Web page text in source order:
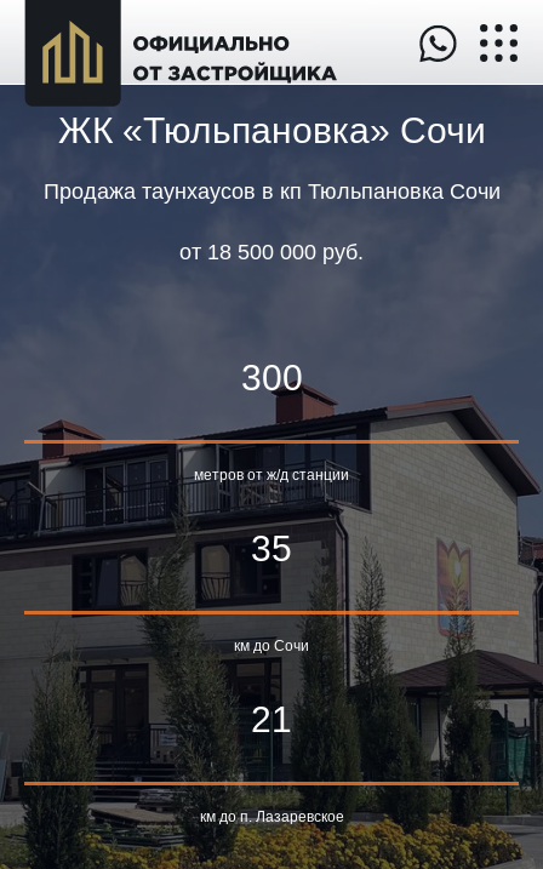
ЖК «Тюльпановка» Сочи
Продажа таунхаусов в кп Тюльпановка Сочи
от 18 500 000 руб.
300
метров от ж/д станции
35
км до Сочи
21
км до п. Лазаревское